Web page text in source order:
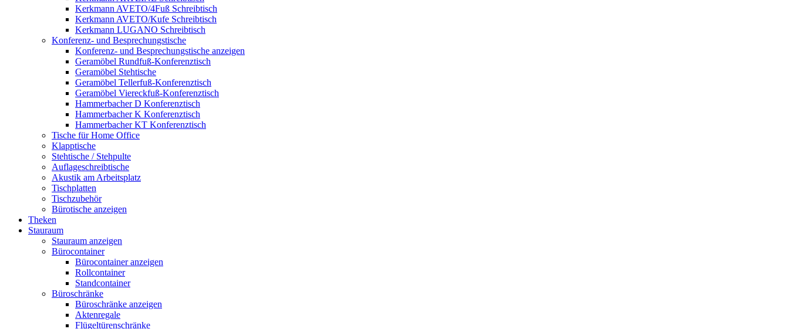
Kerkmann AVETO/4Fuß Schreibtisch
Kerkmann AVETO/Kufe Schreibtisch
Kerkmann LUGANO Schreibtisch
Konferenz- und Besprechungstische
Konferenz- und Besprechungstische anzeigen
Geramöbel Rundfuß-Konferenztisch
Geramöbel Stehtische
Geramöbel Tellerfuß-Konferenztisch
Geramöbel Viereckfuß-Konferenztisch
Hammerbacher D Konferenztisch
Hammerbacher K Konferenztisch
Hammerbacher KT Konferenztisch
Tische für Home Office
Klapptische
Stehtische / Stehpulte
Auflageschreibtische
Akustik am Arbeitsplatz
Tischplatten
Tischzubehör
Bürotische anzeigen
Theken
Stauraum
Stauraum anzeigen
Bürocontainer
Bürocontainer anzeigen
Rollcontainer
Standcontainer
Büroschränke
Büroschränke anzeigen
Aktenregale
Flügeltürenschränke